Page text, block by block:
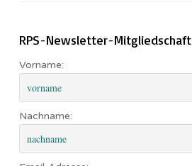
RPS-Newsletter-Mitgliedschaft
Vorname:
Nachname: